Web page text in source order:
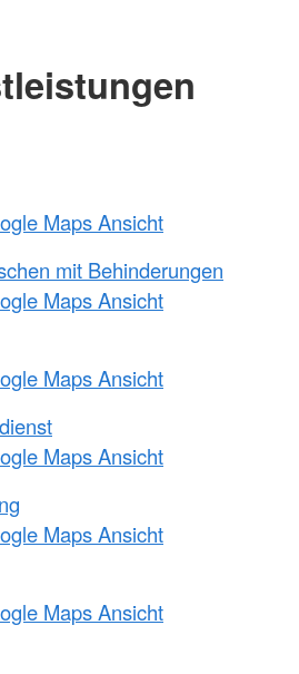
Maps Ansicht
mit Behinderungen
Maps Ansicht
Maps Ansicht
Maps Ansicht
Maps Ansicht
Maps Ansicht